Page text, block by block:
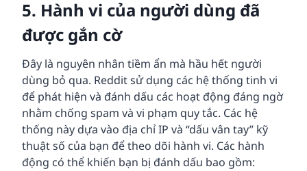
5. Hành vi của người dùng đã
được gắn cờ
Đây là nguyên nhân tiềm ẩn mà hầu hết người
dùng bỏ qua. Reddit sử dụng các hệ thống tinh vi
để phát hiện và đánh dấu các hoạt động đáng ngờ
nhằm chống spam và vi phạm quy tắc. Các hệ
thống này dựa vào địa chỉ IP và “dấu vân tay” kỹ
thuật số của bạn để theo dõi hành vi. Các hành
động có thể khiến bạn bị đánh dấu bao gồm: